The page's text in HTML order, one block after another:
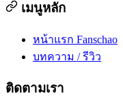
เมนูหลัก
หน้าแรก Fanschao
บทความ / รีวิว
ติดตามเรา